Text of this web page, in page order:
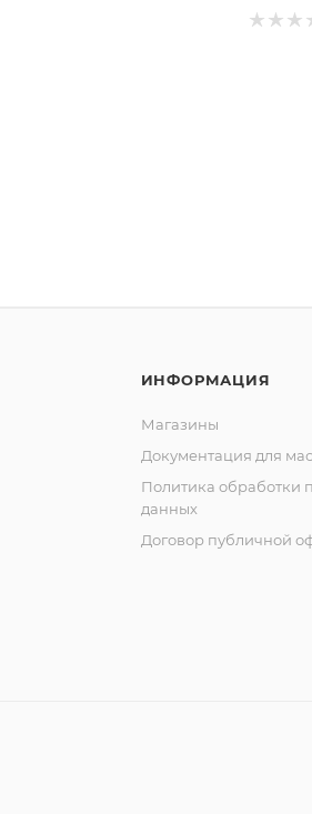
ИНФОРМАЦИЯ
Магазины
Документация для
Политика обработки
данных
Договор публичной